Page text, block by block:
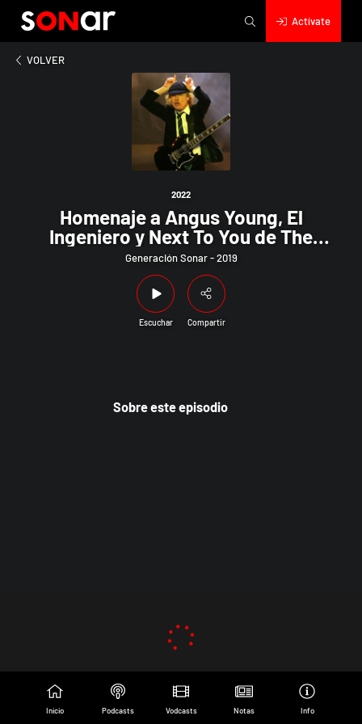
Actívate
VOLVER
2022
Homenaje a Angus Young, El
Ingeniero y Next To You de The
Police, 30 años de Adrenalize de Def
Leppard y más
Generación Sonar - 2019
Escuchar Compartir
2022
a Angus Young, El Ingeniero y Next To You de The Police,
Sobre este episodio
Inicio Podcasts Vodcasts Notas Info